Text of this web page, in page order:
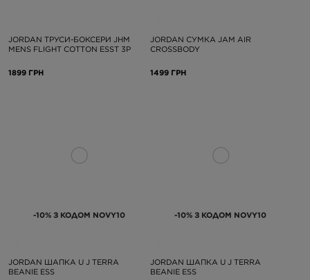
JORDAN ТРУСИ-БОКСЕРИ JHM
MENS FLIGHT COTTON ESST 3P
1899 ГРН
JORDAN СУМКА JAM AIR
CROSSBODY
1499 ГРН
-10% З КОДОМ NOVY10
JORDAN ШАПКА U J TERRA
BEANIE ESS
-10% З КОДОМ NOVY10
JORDAN ШАПКА U J TERRA
BEANIE ESS